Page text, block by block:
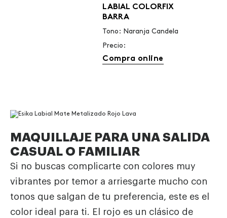
LABIAL COLORFIX
BARRA
Tono: Naranja Candela
Precio:
Compra online
MAQUILLAJE PARA UNA SALIDA
CASUAL O FAMILIAR
Si no buscas complicarte con colores muy
vibrantes por temor a arriesgarte mucho con
tonos que salgan de tu preferencia, este es el
color ideal para ti. El rojo es un clásico de